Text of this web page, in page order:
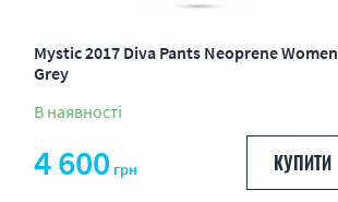
Mystic 2017 Diva Pants Neoprene Women
Grey
В наявності
4 600 грн КУПИТИ